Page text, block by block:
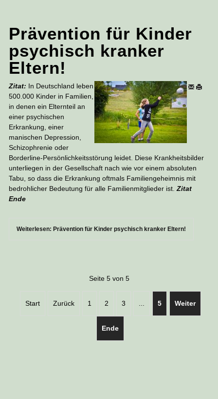
Prävention für Kinder
psychisch kranker
Eltern!
Zitat: In Deutschland leben
500.000 Kinder in Familien,
in denen ein Elternteil an
einer psychischen
Erkrankung, einer
manischen Depression,
Schizophrenie oder
Borderline-Persönlichkeitsstörung leidet. Diese Krankheitsbilder
unterliegen in der Gesellschaft nach wie vor einem absoluten
Tabu, so dass die Erkrankung oftmals Familiengeheimnis mit
bedrohlicher Bedeutung für alle Familienmitglieder ist.Zitat
Ende
Weiterlesen: Prävention für Kinder psychisch kranker Eltern!
Seite 5 von 5
Start Zurück 1 2 3 ... 5 Weiter
Ende